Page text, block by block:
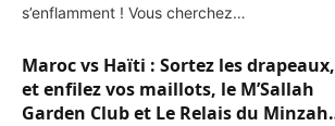
s’enflamment ! Vous cherchez…
Maroc vs Haïti : Sortez les drapeaux,
et enfilez vos maillots, le M’Sallah
Garden Club et Le Relais du Minzah